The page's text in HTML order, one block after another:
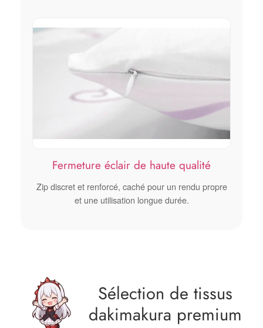
Fermeture éclair de haute qualité
Zip discret et renforcé, caché pour un rendu propre
et une utilisation longue durée.
Sélection de tissus
dakimakura premium